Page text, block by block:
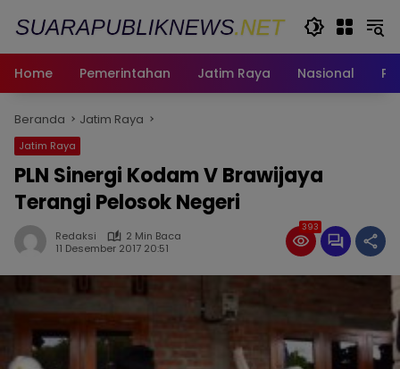
Home
Pemerintahan Jatim Raya Nasional
Beranda Jatim Raya
Jatim Raya
PLN Sinergi Kodam V Brawijaya
Terangi Pelosok Negeri
Redaksi
2 Min Baca
11 Desember 2017 20:51
393